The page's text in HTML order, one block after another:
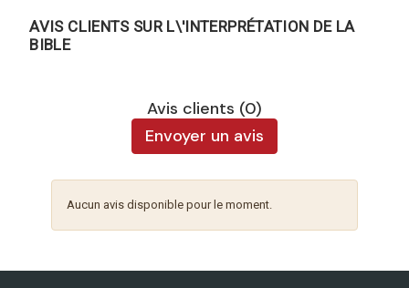
AVIS CLIENTS SUR L\'INTERPRÉTATION DE LA
BIBLE
Avis clients (0)
Envoyer un avis
Aucun avis disponible pour le moment.